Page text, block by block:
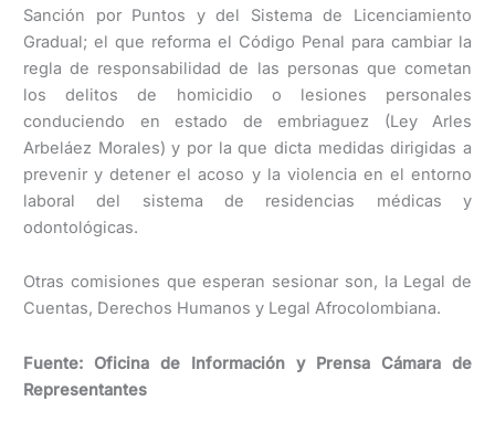
Sanción por Puntos y del Sistema de Licenciamiento
Gradual; el que reforma el Código Penal para cambiar la
regla de responsabilidad de las personas que cometan
los delitos de homicidio o lesiones personales
conduciendo en estado de embriaguez (Ley Arles
Arbeláez Morales) y por la que dicta medidas dirigidas a
prevenir y detener el acoso y la violencia en el entorno
laboral del sistema de residencias médicas y
odontológicas.
Otras comisiones que esperan sesionar son, la Legal de
Cuentas, Derechos Humanos y Legal Afrocolombiana.
Fuente: Oficina de Información y Prensa Cámara de
Representantes